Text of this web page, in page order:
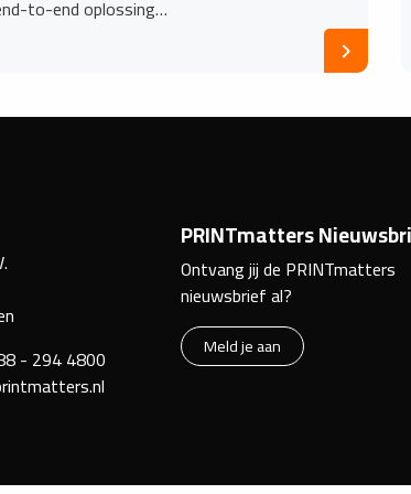
to-end oplossing…
- 294 4800
PRINTmatters
Ontvang jij de PRINTmatters
nieuwsbrief al?
Meld je aan